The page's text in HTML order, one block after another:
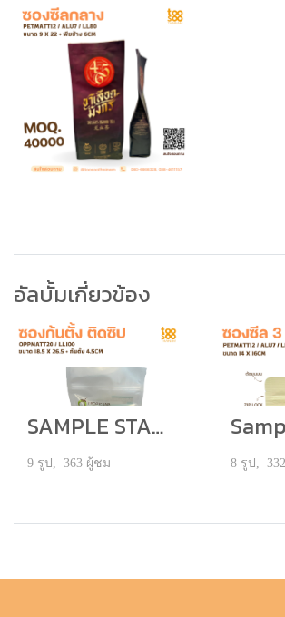
อัลบั้มเกี่ยวข้อง
SAMPLE STANDING POUCH
9 รูป, 363 ผู้ชม 8 รูป,